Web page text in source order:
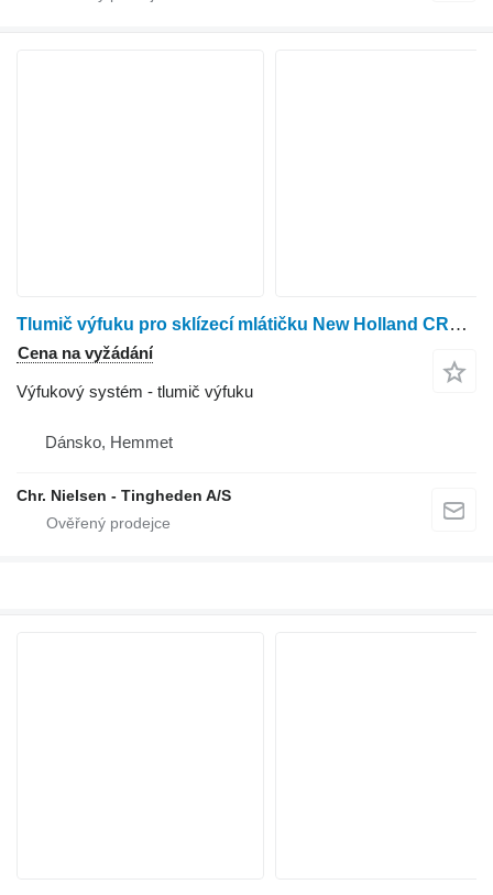
Tlumič výfuku pro sklízecí mlátičku New Holland CR9090
Cena na vyžádání
Výfukový systém - tlumič výfuku
Dánsko, Hemmet
Chr. Nielsen - Tingheden A/S